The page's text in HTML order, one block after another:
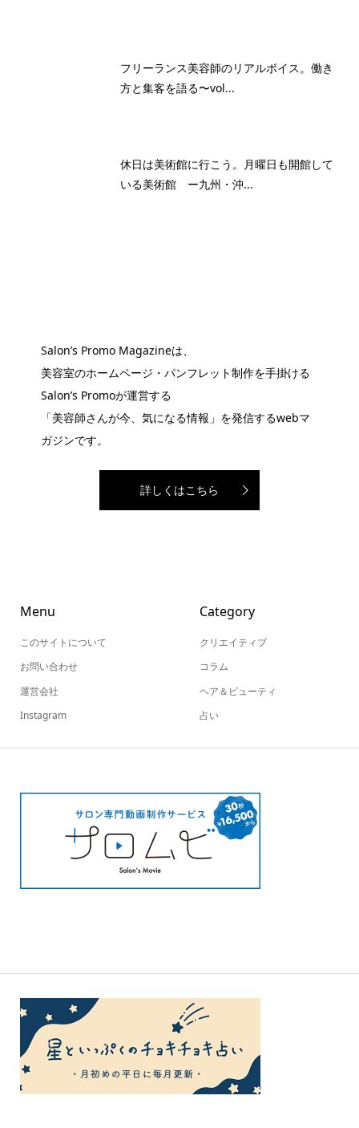
フリーランス美容師のリアルボイス。働き
方と集客を語る〜vol...
休日は美術館に行こう。月曜日も開館して
いる美術館 ー九州・沖...
Salon’s Promo Magazineは、
美容室のホームページ・パンフレット制作を手掛ける
Salon’s Promoが運営する
「美容師さんが今、気になる情報」を発信するwebマ
ガジンです。
詳しくはこちら
Menu
このサイトについて
お問い合わせ
運営会社
Instagram
Category
クリエイティブ
コラム
ヘア＆ビューティ
占い